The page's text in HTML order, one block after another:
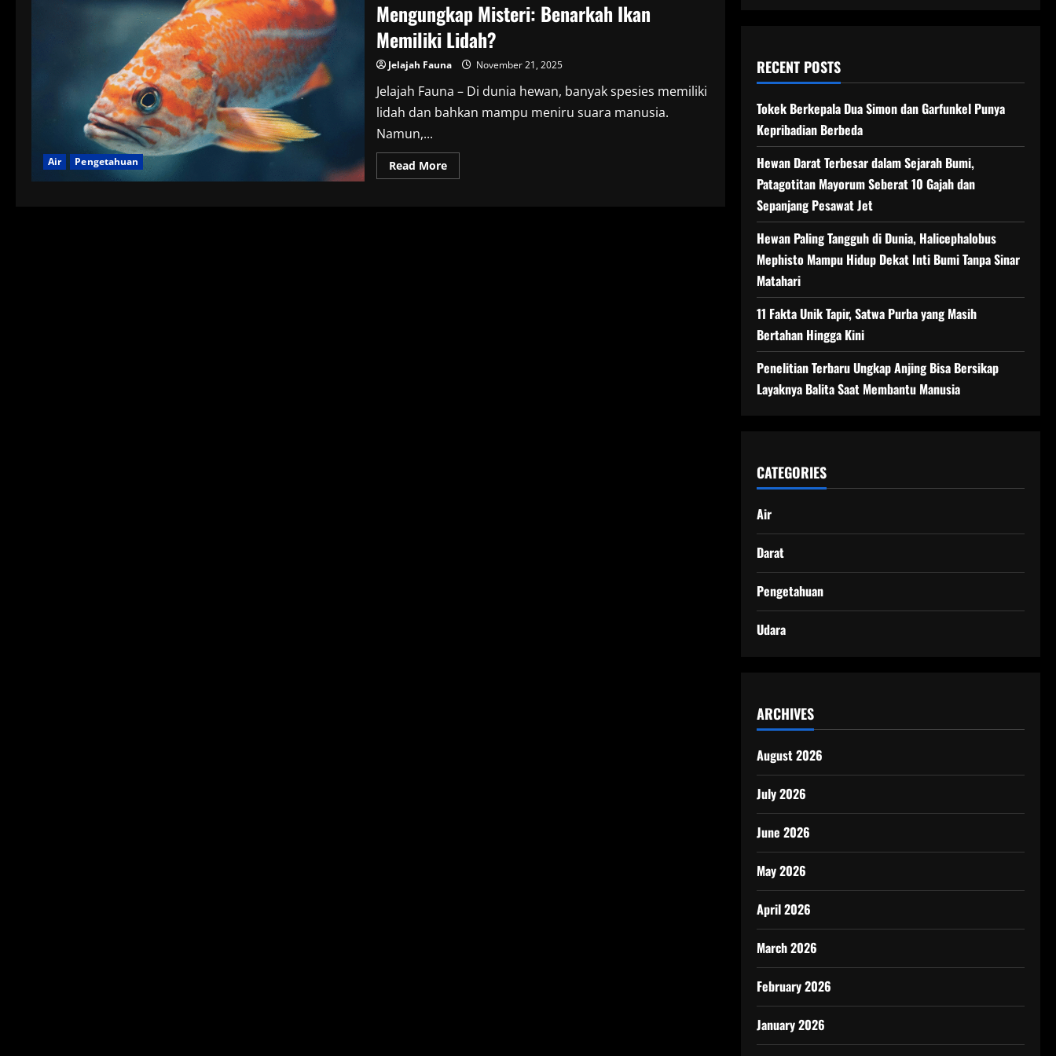
Air Pengetahuan
Mengungkap Misteri: Benarkah Ikan
Memiliki Lidah?
Jelajah Fauna November 21, 2025
Jelajah Fauna – Di dunia hewan, banyak spesies memiliki
lidah dan bahkan mampu meniru suara manusia.
Namun,...
Read MoreRead
more
RECENT POSTS
Tokek Berkepala Dua Simon dan Garfunkel Punya
Kepribadian Berbeda
Hewan Darat Terbesar dalam Sejarah Bumi,
Patagotitan Mayorum Seberat 10 Gajah dan
Sepanjang Pesawat Jet
Hewan Paling Tangguh di Dunia, Halicephalobus
Mephisto Mampu Hidup Dekat Inti Bumi Tanpa Sinar
Matahari
11 Fakta Unik Tapir, Satwa Purba yang Masih
Bertahan Hingga Kini
Penelitian Terbaru Ungkap Anjing Bisa Bersikap
Layaknya Balita Saat Membantu Manusia
CATEGORIES
Air
Darat
Pengetahuan
Udara
ARCHIVES
August 2026
July 2026
June 2026
May 2026
April 2026
March 2026
February 2026
January 2026